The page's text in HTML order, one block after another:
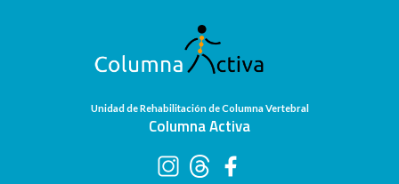
Unidad de Rehabilitación de Columna Vertebral
Columna Activa